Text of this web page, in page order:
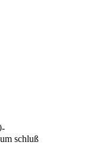
schluß